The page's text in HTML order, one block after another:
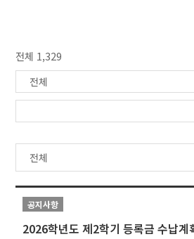
전체 1,329
공지사항
2026학년도 제2학기 등록금 수납계